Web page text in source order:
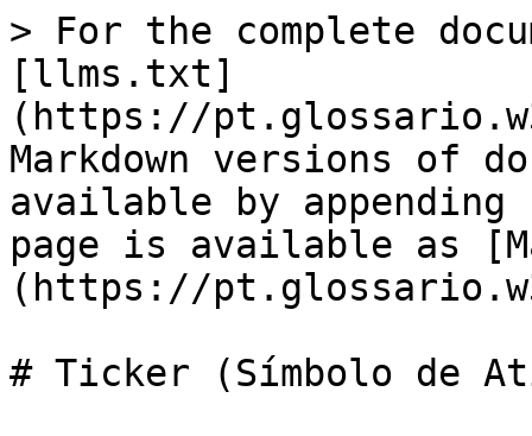
> For the complete
[llms.txt]
(https://
Markdown versions of
available by
page is available as
(https://
# Ticker (Símbolo de